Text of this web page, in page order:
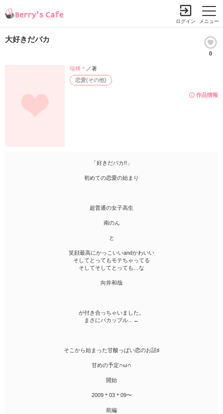
メニュー
ログイン
大好きだバカ
0
作品情報
恋愛(その他)
瑞稀＊ ／著
「好きだバカ!!」
初めての恋愛の始まり
超普通の女子高生
南のん
と
笑顔最高にかっこいいandかわいい
そしてとってもモテちゃってる
そしてそしてとっても…な
向井和哉
が付き合っちゃいました。
まさにバカップル…←
そこから始まった甘酸っぱい恋のお話♯
甘めの予定∩ω∩
開始
2009＊03＊09〜
前編